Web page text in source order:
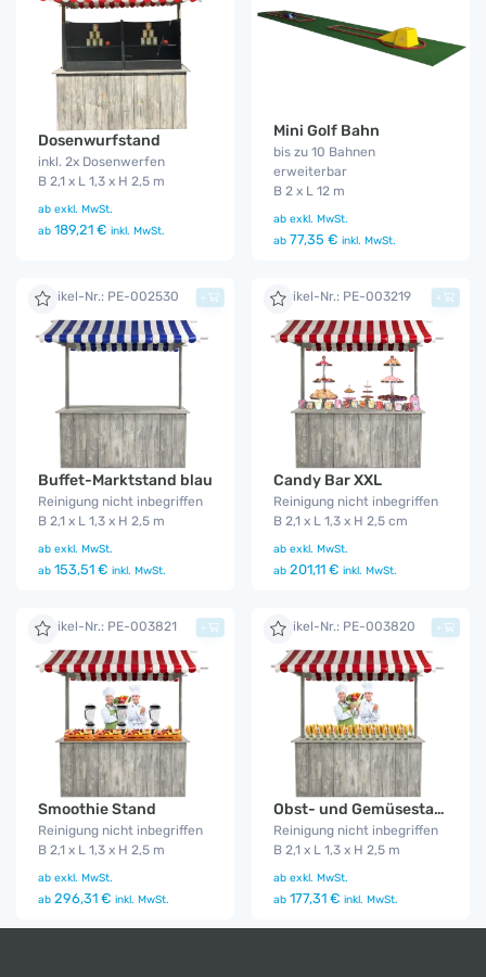
Dosenwurfstand
inkl. 2x Dosenwerfen
B 2,1 x L 1,3 x H 2,5 m
ab exkl. MwSt.
ab 189,21 € inkl. MwSt.
Mini Golf Bahn
bis zu 10 Bahnen
erweiterbar
B 2 x L 12 m
ab exkl. MwSt.
ab 77,35 € inkl. MwSt.
Artikel-Nr.: PE-002530
Buffet-Marktstand blau
Reinigung nicht inbegriffen
B 2,1 x L 1,3 x H 2,5 m
ab exkl. MwSt.
ab 153,51 € inkl. MwSt.
+ Artikel-Nr.: PE-003219
Candy Bar XXL
Reinigung nicht inbegriffen
B 2,1 x L 1,3 x H 2,5 cm
ab exkl. MwSt.
ab 201,11 € inkl. MwSt.
+
Artikel-Nr.: PE-003821
Smoothie Stand
Reinigung nicht inbegriffen
B 2,1 x L 1,3 x H 2,5 m
ab exkl. MwSt.
ab 296,31 € inkl. MwSt.
+ Artikel-Nr.: PE-003820
Obst- und Gemüsestand
Reinigung nicht inbegriffen
B 2,1 x L 1,3 x H 2,5 m
ab exkl. MwSt.
ab 177,31 € inkl. MwSt.
+